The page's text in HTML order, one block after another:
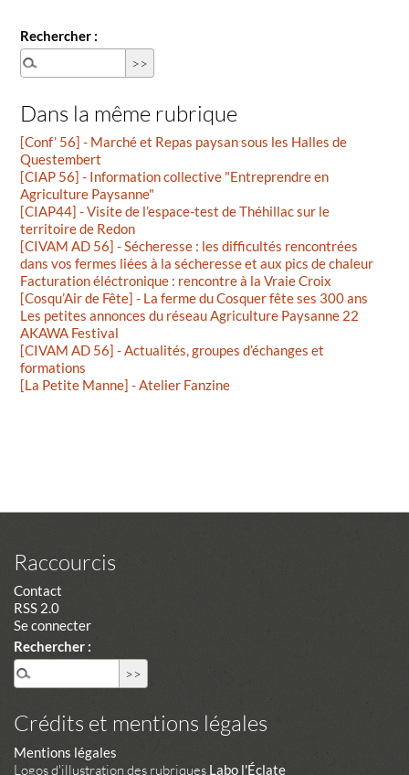
Rechercher :
Dans la même rubrique
[Conf’ 56] - Marché et Repas paysan sous les Halles de
Questembert
[CIAP 56] - Information collective "Entreprendre en
Agriculture Paysanne"
[CIAP44] - Visite de l’espace-test de Théhillac sur le
territoire de Redon
[CIVAM AD 56] - Sécheresse : les difficultés rencontrées
dans vos fermes liées à la sécheresse et aux pics de chaleur
Facturation éléctronique : rencontre à la Vraie Croix
[Cosqu’Air de Fête] - La ferme du Cosquer fête ses 300 ans
Les petites annonces du réseau Agriculture Paysanne 22
AKAWA Festival
[CIVAM AD 56] - Actualités, groupes d’échanges et
formations
[La Petite Manne] - Atelier Fanzine
Raccourcis
Contact
RSS 2.0
Se connecter
Rechercher :
Crédits et mentions légales
Mentions légales
Logos d'illustration des rubriques Labo l'Éclate